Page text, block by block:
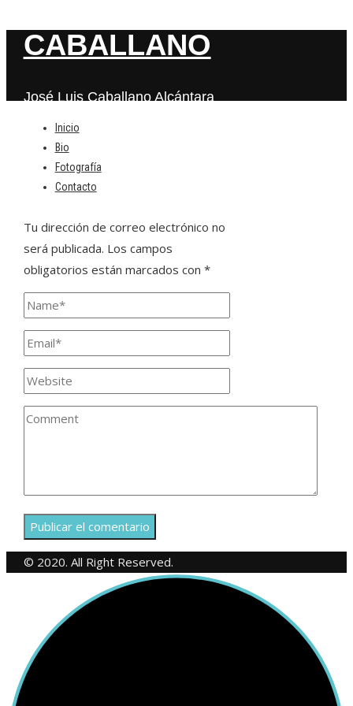
CABALLANO
José Luis Caballano Alcántara
Inicio
Bio
Fotografía
Contacto
Deja una respuesta
Tu dirección de correo electrónico no
será publicada. Los campos
obligatorios están marcados con *
© 2020. All Right Reserved.